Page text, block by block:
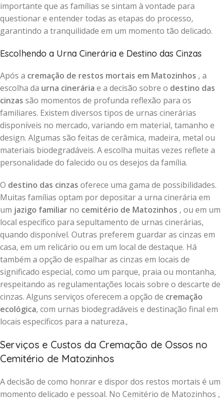
importante que as famílias se sintam à vontade para
questionar e entender todas as etapas do processo,
garantindo a tranquilidade em um momento tão delicado.
Escolhendo a Urna Cinerária e Destino das Cinzas
Após a cremação de restos mortais em Matozinhos , a
escolha da urna cinerária e a decisão sobre o destino das
cinzas são momentos de profunda reflexão para os
familiares. Existem diversos tipos de urnas cinerárias
disponíveis no mercado, variando em material, tamanho e
design. Algumas são feitas de cerâmica, madeira, metal ou
materiais biodegradáveis. A escolha muitas vezes reflete a
personalidade do falecido ou os desejos da família.
O destino das cinzas oferece uma gama de possibilidades.
Muitas famílias optam por depositar a urna cinerária em
um jazigo familiar no cemitério de Matozinhos , ou em um
local específico para sepultamento de urnas cinerárias,
quando disponível. Outras preferem guardar as cinzas em
casa, em um relicário ou em um local de destaque. Há
também a opção de espalhar as cinzas em locais de
significado especial, como um parque, praia ou montanha,
respeitando as regulamentações locais sobre o descarte de
cinzas. Alguns serviços oferecem a opção de cremação
ecológica, com urnas biodegradáveis e destinação final em
locais específicos para a natureza.,
Serviços e Custos da Cremação de Ossos no
Cemitério de Matozinhos
A decisão de como honrar e dispor dos restos mortais é um
momento delicado e pessoal. No Cemitério de Matozinhos ,